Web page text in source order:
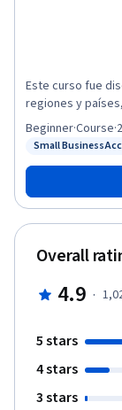
Este curso fue
regiones y
estrategias
cumplir su misión. El curso permite profundizar sobre el proceso
algunas
estrategia
ciertas falencias
definición de
contable y financiera
complementa
desarrollado
Status: Small
Small Business
Beginner·Course·
Overall
4.9 ·
5 stars
4 stars
3 stars